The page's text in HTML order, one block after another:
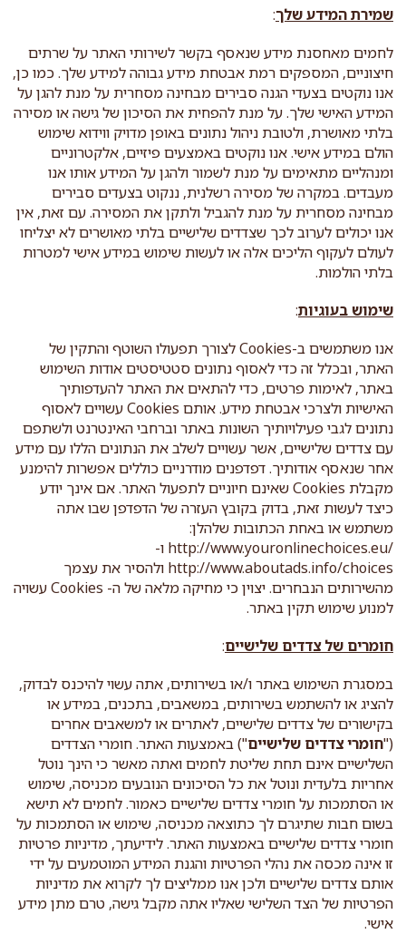
שמירת המידע שלך:
לחמים מאחסנת מידע שנאסף בקשר לשירותי האתר על שרתים
חיצוניים, המספקים רמת אבטחת מידע גבוהה למידע שלך. כמו כן,
אנו נוקטים בצעדי הגנה סבירים מבחינה מסחרית על מנת להגן על
המידע האישי שלך. על מנת להפחית את הסיכון של גישה או מסירה
בלתי מאושרת, ולטובת ניהול נתונים באופן מדויק ווידוא שימוש
הולם במידע אישי. אנו נוקטים באמצעים פיזיים, אלקטרוניים
ומנהליים מתאימים על מנת לשמור ולהגן על המידע אותו אנו
מעבדים. במקרה של מסירה רשלנית, ננקוט בצעדים סבירים
מבחינה מסחרית על מנת להגביל ולתקן את המסירה. עם זאת, אין
אנו יכולים לערוב לכך שצדדים שלישיים בלתי מאושרים לא יצליחו
לעולם לעקוף הליכים אלה או לעשות שימוש במידע אישי למטרות
בלתי הולמות.
שימוש בעוגיות:
אנו משתמשים ב-Cookies לצורך תפעולו השוטף והתקין של
האתר, ובכלל זה כדי לאסוף נתונים סטטיסטים אודות השימוש
באתר, לאימות פרטים, כדי להתאים את האתר להעדפותיך
האישיות ולצרכי אבטחת מידע. אותם Cookies עשויים לאסוף
נתונים לגבי פעילויותיך השונות באתר וברחבי האינטרנט ולשתפם
עם צדדים שלישיים, אשר עשויים לשלב את הנתונים הללו עם מידע
אחר שנאסף אודותיך. דפדפנים מודרניים כוללים אפשרות להימנע
מקבלת Cookies שאינם חיוניים לתפעול האתר. אם אינך יודע
כיצד לעשות זאת, בדוק בקובץ העזרה של הדפדפן שבו אתה
משתמש או באחת הכתובות שלהלן:
http://www.youronlinechoices.eu/‎ ו-
http://www.aboutads.info/choices ולהסיר את עצמך
מהשירותים הנבחרים. יצוין כי מחיקה מלאה של ה- Cookies עשויה
למנוע שימוש תקין באתר.
חומרים של צדדים שלישיים:
במסגרת השימוש באתר ו/או בשירותים, אתה עשוי להיכנס לבדוק,
להציג או להשתמש בשירותים, במשאבים, בתכנים, במידע או
בקישורים של צדדים שלישיים, לאתרים או למשאבים אחרים
("חומרי צדדים שלישיים") באמצעות האתר. חומרי הצדדים
השלישיים אינם תחת שליטת לחמים ואתה מאשר כי הינך נוטל
אחריות בלעדית ונוטל את כל הסיכונים הנובעים מכניסה, שימוש
או הסתמכות על חומרי צדדים שלישיים כאמור. לחמים לא תישא
בשום חבות שתיגרם לך כתוצאה מכניסה, שימוש או הסתמכות על
חומרי צדדים שלישיים באמצעות האתר. לידיעתך, מדיניות פרטיות
זו אינה מכסה את נהלי הפרטיות והגנת המידע המוטמעים על ידי
אותם צדדים שלישיים ולכן אנו ממליצים לך לקרוא את מדיניות
הפרטיות של הצד השלישי שאליו אתה מקבל גישה, טרם מתן מידע
אישי.